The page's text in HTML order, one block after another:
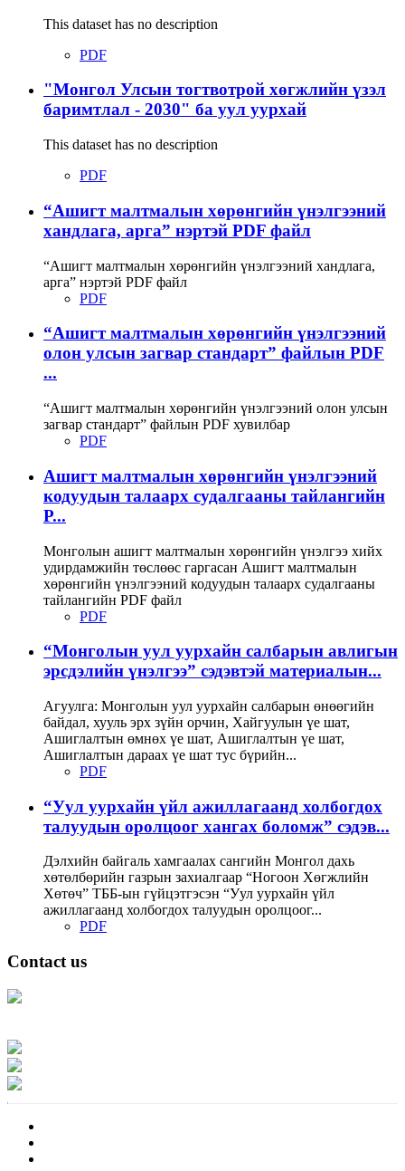
This dataset has no description
PDF
"Монгол Улсын тогтвотрой хөгжлийн үзэл
баримтлал - 2030" ба уул уурхай
This dataset has no description
PDF
“Ашигт малтмалын хөрөнгийн үнэлгээний
хандлага, арга” нэртэй PDF файл
“Ашигт малтмалын хөрөнгийн үнэлгээний хандлага,
арга” нэртэй PDF файл
PDF
“Ашигт малтмалын хөрөнгийн үнэлгээний
олон улсын загвар стандарт” файлын PDF
...
“Ашигт малтмалын хөрөнгийн үнэлгээний олон улсын
загвар стандарт” файлын PDF хувилбар
PDF
Ашигт малтмалын хөрөнгийн үнэлгээний
кодуудын талаарх судалгааны тайлангийн
P...
Монголын ашигт малтмалын хөрөнгийн үнэлгээ хийх
удирдамжийн төслөөс гаргасан Ашигт малтмалын
хөрөнгийн үнэлгээний кодуудын талаарх судалгааны
тайлангийн PDF файл
PDF
“Монголын уул уурхайн салбарын авлигын
эрсдэлийн үнэлгээ” сэдэвтэй материалын...
Агуулга: Монголын уул уурхайн салбарын өнөөгийн
байдал, хууль эрх зүйн орчин, Хайгуулын үе шат,
Ашиглалтын өмнөх үе шат, Ашиглалтын үе шат,
Ашиглалтын дараах үе шат тус бүрийн...
PDF
“Уул уурхайн үйл ажиллагаанд холбогдох
талуудын оролцоог хангах боломж” сэдэв...
Дэлхийн байгаль хамгаалах сангийн Монгол дахь
хөтөлбөрийн газрын захиалгаар “Ногоон Хөгжлийн
Хөтөч” ТББ-ын гүйцэтгэсэн “Уул уурхайн үйл
ажиллагаанд холбогдох талуудын оролцоог...
PDF
Contact us